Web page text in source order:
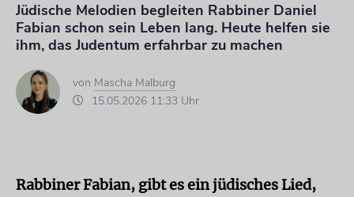
Jüdische Melodien begleiten Rabbiner Daniel
Fabian schon sein Leben lang. Heute helfen sie
ihm, das Judentum erfahrbar zu machen
von Mascha Malburg
15.05.2026 11:33 Uhr
Rabbiner Fabian, gibt es ein jüdisches Lied,